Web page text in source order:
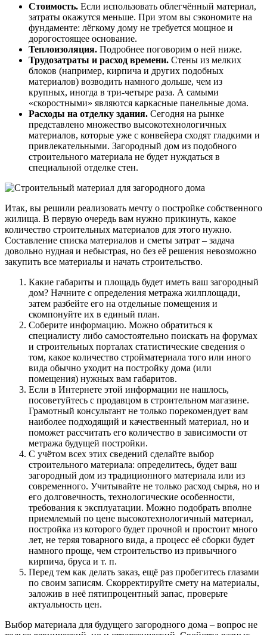
Стоимость. Если использовать облегчённый материал,
затраты окажутся меньше. При этом вы сэкономите на
фундаменте: лёгкому дому не требуется мощное и
дорогостоящее основание.
Теплоизоляция. Подробнее поговорим о ней ниже.
Трудозатраты и расход времени. Стены из мелких
блоков (например, кирпича и других подобных
материалов) возводить намного дольше, чем из
крупных, иногда в три-четыре раза. А самыми
«скоростными» являются каркасные панельные дома.
Расходы на отделку здания. Сегодня на рынке
представлено множество высокотехнологичных
материалов, которые уже с конвейера сходят гладкими и
привлекательными. Загородный дом из подобного
строительного материала не будет нуждаться в
специальной отделке стен.
Итак, вы решили реализовать мечту о постройке собственного
жилища. В первую очередь вам нужно прикинуть, какое
количество строительных материалов для этого нужно.
Составление списка материалов и сметы затрат – задача
довольно нудная и небыстрая, но без её решения невозможно
закупить все материалы и начать строительство.
Какие габариты и площадь будет иметь ваш загородный
дом? Начните с определения метража жилплощади,
затем разбейте его на отдельные помещения и
скомпонуйте их в единый план.
Соберите информацию. Можно обратиться к
специалисту либо самостоятельно поискать на форумах
и строительных порталах статистические сведения о
том, какое количество стройматериала того или иного
вида обычно уходит на постройку дома (или
помещения) нужных вам габаритов.
Если в Интернете этой информации не нашлось,
посоветуйтесь с продавцом в строительном магазине.
Грамотный консультант не только порекомендует вам
наиболее подходящий и качественный материал, но и
поможет рассчитать его количество в зависимости от
метража будущей постройки.
С учётом всех этих сведений сделайте выбор
строительного материала: определитесь, будет ваш
загородный дом из традиционного материала или из
современного. Учитывайте не только расход сырья, но и
его долговечность, технологические особенности,
требования к эксплуатации. Можно подобрать вполне
приемлемый по цене высокотехнологичный материал,
постройка из которого будет прочной и простоит много
лет, не теряя товарного вида, а процесс её сборки будет
намного проще, чем строительство из привычного
кирпича, бруса и т. п.
Перед тем как делать заказ, ещё раз пробегитесь глазами
по своим записям. Скорректируйте смету на материалы,
заложив в неё пятипроцентный запас, проверьте
актуальность цен.
Выбор материала для будущего загородного дома – вопрос не